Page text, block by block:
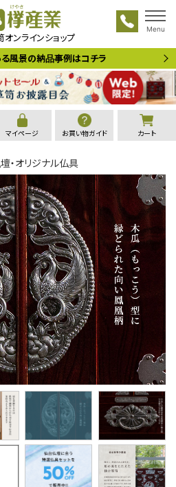
欅産業
ンラインショップ
Menu
風景の納品事例はコチラ
マイページ お買い物ガイド カート
・オリジナル仏具